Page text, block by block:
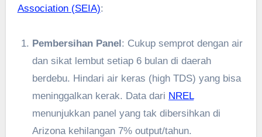
Association (SEIA):
Pembersihan Panel: Cukup semprot dengan air
dan sikat lembut setiap 6 bulan di daerah
berdebu. Hindari air keras (high TDS) yang bisa
meninggalkan kerak. Data dari NREL
menunjukkan panel yang tak dibersihkan di
Arizona kehilangan 7% output/tahun.